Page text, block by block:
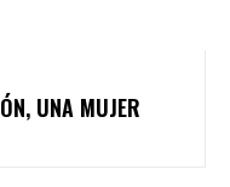
UNA MUJER